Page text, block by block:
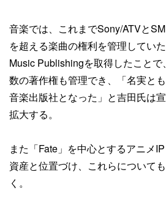
音楽では、これまでSony/ATVと
を超える楽曲の権利を管理してい
Music Publishingを取得したこと
数の著作権も管理でき、「名実と
音楽出版社となった」と吉田氏は
拡大する。
また「Fate」を中心とするアニメ
資産と位置づけ、これらについて
く。